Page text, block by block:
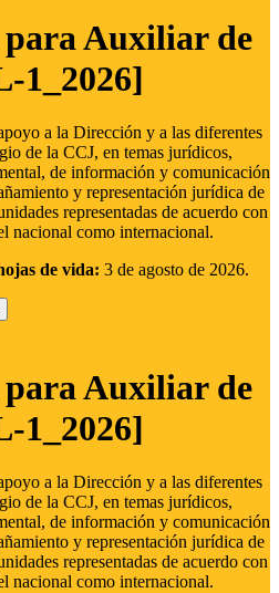
Auxiliar de
1_2026]
a la Dirección y a las diferentes
de la CCJ, en temas jurídicos,
de información y comunicación
y representación jurídica de
representadas de acuerdo con
nacional como internacional.
de vida: 3 de agosto de 2026.
Auxiliar de
1_2026]
a la Dirección y a las diferentes
de la CCJ, en temas jurídicos,
de información y comunicación
y representación jurídica de
representadas de acuerdo con
nacional como internacional.